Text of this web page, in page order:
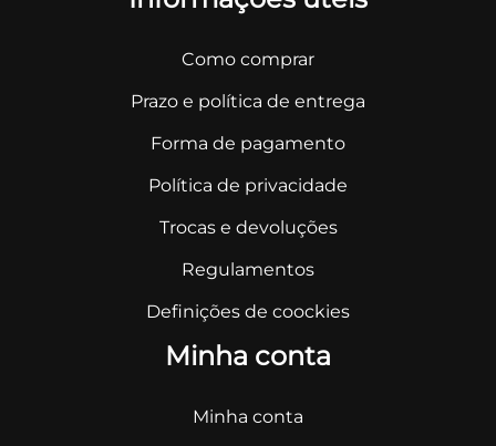
Como comprar
Prazo e política de entrega
Forma de pagamento
Política de privacidade
Trocas e devoluções
Regulamentos
Definições de coockies
Minha conta
Minha conta